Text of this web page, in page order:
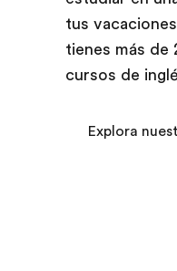
tus
tienes más de
cursos de
Explora